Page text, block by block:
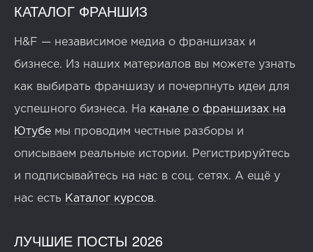
КАТАЛОГ ФРАНШИЗ
H&F — независимое медиа о франшизах и
бизнесе. Из наших материалов вы можете узнать
как выбирать франшизу и почерпнуть идеи для
успешного бизнеса. На канале о франшизах на
Ютубе мы проводим честные разборы и
описываем реальные истории. Регистрируйтесь
и подписывайтесь на нас в соц. сетях. А ещё у
нас есть Каталог курсов.
ЛУЧШИЕ ПОСТЫ 2026